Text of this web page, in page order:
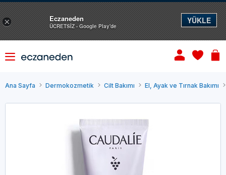
Ana Sayfa Dermokozmetik Cilt Bakımı El, Ayak ve Tırnak Bakımı
× Eczaneden
ÜCRETSİZ - Google Play'de
YÜKLE